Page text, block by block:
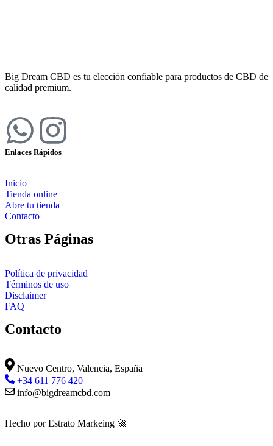
Big Dream CBD es tu elección confiable para productos de CBD de
calidad premium.
Enlaces Rápidos
Inicio
Tienda online
Abre tu tienda
Contacto
Otras Páginas
Política de privacidad
Términos de uso
Disclaimer
FAQ
Contacto
Nuevo Centro, Valencia, España
+34 611 776 420
info@bigdreamcbd.com
Hecho por Estrato Markeing 🚀